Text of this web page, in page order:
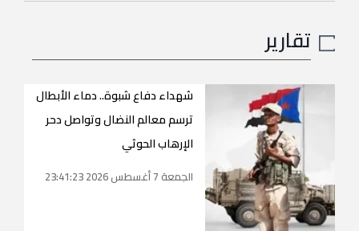
تقارير
شهداء دفاع شبوة.. دماء الأبطال
ترسم معالم النضال وتواصل دحر
الإرهاب الحوثي
الجمعة 7 أغسطس 2026 23:41:23